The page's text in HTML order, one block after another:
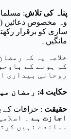
پناہ کی تلاش:
وہ مخصوص دعائیں
سازی کو برقرار
مانگیں۔
خلاصہ یہ کہ
کم ہونے کے
روحانی بیداری
حکایت 4: رمضان میں شادیاں حرام ہیں۔
حقیقت : خرافات
اجازت ہے ۔
ممانعت نہیں